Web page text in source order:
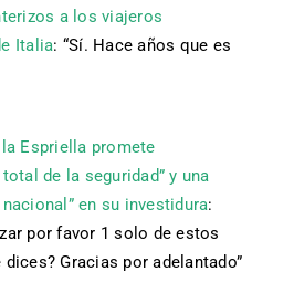
a los viajeros
Italia: “Sí. Hace años que es
la Espriella promete
de la seguridad” y una
en su investidura:
por favor 1 solo de estos
Gracias por adelantado”